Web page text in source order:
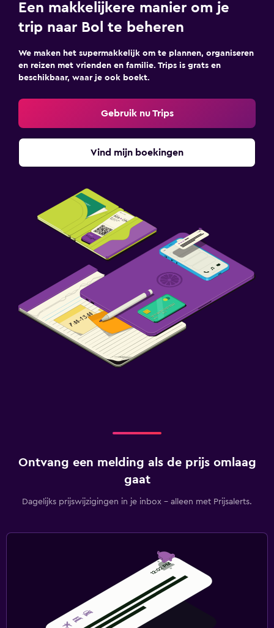
Een makkelijkere manier om je
trip naar Bol te beheren
We maken het supermakkelijk om te plannen, organiseren
en reizen met vrienden en familie. Trips is grats en
beschikbaar, waar je ook boekt.
Gebruik nu Trips
Vind mijn boekingen
Ontvang een melding als de prijs omlaag
gaat
Dagelijks prijswijzigingen in je inbox - alleen met Prijsalerts.